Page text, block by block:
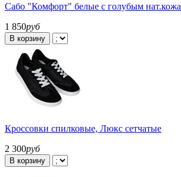
Сабо "Комфорт" белые с голубым нат.кожа
1 850руб
В корзину
Кроссовки спилковые, Люкс сетчатые
2 300руб
В корзину